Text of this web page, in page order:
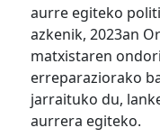
aurre egiteko
azkenik, 2023an
matxistaren
erreparaziorako
jarraituko du,
aurrera egiteko.